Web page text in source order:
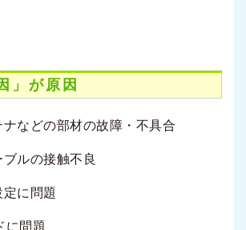
」が原因
ナなどの部材の故障・不具合
ブルの接触不良
定に問題
に問題